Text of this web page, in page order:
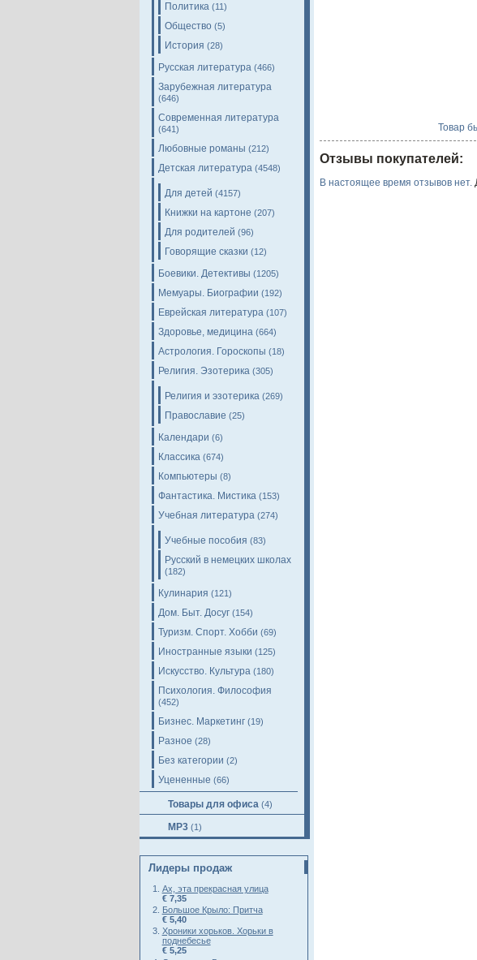
Политика (11)
Общество (5)
История (28)
Русская литература (466)
Зарубежная литература
(646)
Современная литература
(641)
Любовные романы (212)
Детская литература (4548)
Для детей (4157)
Книжки на картоне (207)
Для родителей (96)
Говорящие сказки (12)
Боевики. Детективы (1205)
Мемуары. Биографии (192)
Еврейская литература (107)
Здоровье, медицина (664)
Астрология. Гороскопы (18)
Религия. Эзотерика (305)
Религия и эзотерика (269)
Православие (25)
Календари (6)
Классика (674)
Компьютеры (8)
Фантастика. Мистика (153)
Учебная литература (274)
Учебные пособия (83)
Русский в немецких школах
(182)
Кулинария (121)
Дом. Быт. Досуг (154)
Туризм. Спорт. Хобби (69)
Иностранные языки (125)
Искусство. Культура (180)
Психология. Философия
(452)
Бизнес. Маркетинг (19)
Разное (28)
Без категории (2)
Уцененные (66)
Товары для офиса (4)
MP3 (1)
Лидеры продаж
Ах, эта прекрасная улица
€ 7,35
Большое Крыло: Притча
€ 5,40
Хроники хорьков. Хорьки в
поднебесье
€ 5,25
Товар
Отзывы покупателей:
В настоящее время отзывов нет.